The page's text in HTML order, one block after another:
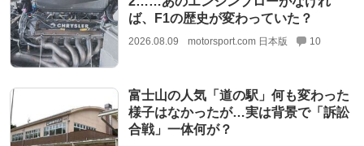
ば、F1の歴史が変わっていた？
2026.08.09 motorsport.com 日本版 10
富士山の人気「道の駅」何も変わった
様子はなかったが…実は背景で「訴訟
合戦」一体何が？